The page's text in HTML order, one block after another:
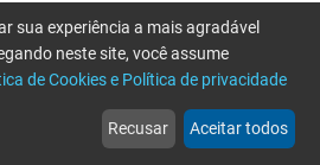
web
Notícias
more_horiz
Mais
sua experiência a mais agradável
neste site, você assume
de Cookies e Política de privacidade
Recusar Aceitar todos
por favor tente novamente